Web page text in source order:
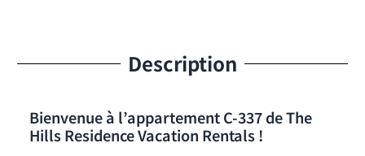
Description
Bienvenue à l’appartement C-337 de The
Hills Residence Vacation Rentals !